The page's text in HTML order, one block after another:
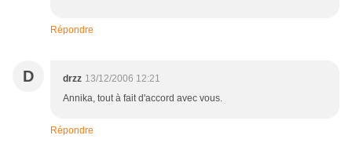
Répondre
D drzz 13/12/2006 12:21
Annika, tout à fait d'accord avec vous.
Répondre